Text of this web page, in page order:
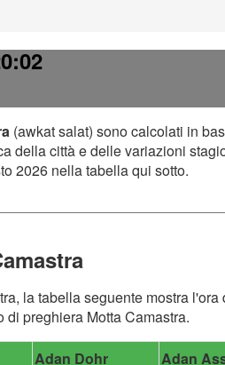
(awkat salat) sono calcolati in
della città e delle variazioni
2026 nella tabella qui sotto.
la tabella seguente mostra
preghiera Motta Camastra.
Adan Dohr Adan